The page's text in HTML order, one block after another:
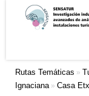
Rutas Temáticas »
Ignaciana» Casa